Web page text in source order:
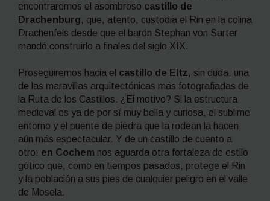
encontraremos el asombroso castillo de
Drachenburg, que, atento, custodia el Rin en la colina
Drachenfels desde que el barón Stephan von Sarter
mandó construirlo a finales del siglo XIX.
Proseguiremos hacia el castillo de Eltz, sin duda, una
de las maravillas arquitectónicas más fotografiadas de
la Ruta de los Castillos. ¿El motivo? Si la estructura
medieval es ya de por sí muy bella y curiosa, el sublime
entorno y el puente de piedra que la rodean la hacen
aún más espectacular. Y de un castillo de cuento a
otro: en Cochem nos aguarda otra fortaleza de estilo
gótico que, como en tiempos pasados, protege el Rin
y la población a sus pies de cualquier peligro en el valle
de Mosela.